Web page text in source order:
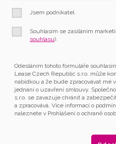
Jsem podnikatel
Souhlasím se zasíláním
souhlasu).
Odesláním tohoto formuláře
Lease Czech Republic s.r.o. může
nabídkou a že bude zpracovávat mé
jednání o uzavření smlouvy.
s.r.o. se zavazuje chránit a
a zpracovává. Více informací o
naleznete v Prohlášení o ochraně